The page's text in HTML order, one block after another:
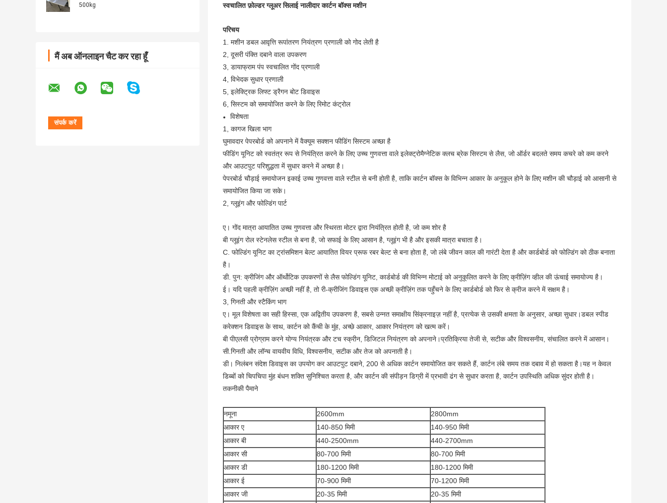
500kg
मैं अब ऑनलाइन चैट कर रहा हूँ
स्वचालित फ़ोल्डर ग्लूअर सिलाई नालीदार कार्टन बॉक्स मशीन
परिचय
1. मशीन डबल आवृत्ति रूपांतरण नियंत्रण प्रणाली को गोद लेती है
2, दूसरी पंक्ति दबाने वाला उपकरण
3, डायाफ्राम पंप स्वचालित गोंद प्रणाली
4, विभेदक सुधार प्रणाली
5, इलेक्ट्रिक लिफ्ट ड्रैगन बोट डिवाइस
6, सिस्टम को समायोजित करने के लिए रिमोट कंट्रोल
विशेषता
1, कागज खिला भाग
घुमावदार पेपरबोर्ड को अपनाने में वैक्यूम सक्शन फीडिंग सिस्टम अच्छा है
फीडिंग यूनिट को स्वतंत्र रूप से नियंत्रित करने के लिए उच्च गुणवत्ता वाले इलेक्ट्रोमैग्नेटिक क्लच ब्रेक सिस्टम से लैस, जो ऑर्डर बदलते समय कचरे को कम करने
और आउटपुट परिशुद्धता में सुधार करने में अच्छा है।
पेपरबोर्ड चौड़ाई समायोजन इकाई उच्च गुणवत्ता वाले स्टील से बनी होती है, ताकि कार्टन बॉक्स के विभिन्न आकार के अनुकूल होने के लिए मशीन की चौड़ाई को आसानी से
समायोजित किया जा सके।
2, ग्लूइंग और फोल्डिंग पार्ट
ए। गोंद मात्रा आयातित उच्च गुणवत्ता और स्थिरता मोटर द्वारा नियंत्रित होती है, जो कम शोर है
बी ग्लूइंग रोल स्टेनलेस स्टील से बना है, जो सफाई के लिए आसान है, ग्लूइंग भी है और इसकी मात्रा बचाता है।
C. फोल्डिंग यूनिट का ट्रांसमिशन बेल्ट आयातित वियर प्रूफ रबर बेल्ट से बना होता है, जो लंबे जीवन काल की गारंटी देता है और कार्डबोर्ड को फोल्डिंग को ठीक बनाता
है।
डी. पुन: क्रीजिंग और ऑर्थोटिक उपकरणों से लैस फोल्डिंग यूनिट, कार्डबोर्ड की विभिन्न मोटाई को अनुकूलित करने के लिए क्रीज़िंग व्हील की ऊंचाई समायोज्य है।
ई। यदि पहली क्रीज़िंग अच्छी नहीं है, तो री-क्रीजिंग डिवाइस एक अच्छी क्रीज़िंग तक पहुँचने के लिए कार्डबोर्ड को फिर से क्रीज करने में सक्षम है।
3, गिनती और स्टैकिंग भाग
ए। मूल विशेषता का सही हिस्सा, एक अद्वितीय उपकरण है, सबसे उन्नत समाक्षीय सिंक्रनाइज़ नहीं है, प्रत्येक से उसकी क्षमता के अनुसार, अच्छा सुधार।डबल स्पीड
करेक्शन डिवाइस के साथ, कार्टन को कैंची के मुंह, अच्छे आकार, आकार नियंत्रण को खत्म करें।
बी पीएलसी प्रोग्राम करने योग्य नियंत्रक और टच स्क्रीन, डिजिटल नियंत्रण को अपनाने।प्रतिक्रिया तेजी से, सटीक और विश्वसनीय, संचालित करने में आसान।
सी.गिनती और लॉन्च वायवीय विधि, विश्वसनीय, सटीक और तेज को अपनाती है।
डी। निलंबन संदेश डिवाइस का उपयोग कर आउटपुट दबाने, 200 से अधिक कार्टन समायोजित कर सकते हैं, कार्टन लंबे समय तक दबाव में हो सकता है।यह न केवल
डिब्बों को चिपचिपा मुंह बंधन शक्ति सुनिश्चित करता है, और कार्टन की संपीड़न डिग्री में प्रभावी ढंग से सुधार करता है, कार्टन उपस्थिति अधिक सुंदर होती है।
तकनीकी पैमाने
नमूना 2600mm
2800mm
आकार ए
140-850 मिमी
140-950 मिमी
आकार बी
440-2500mm
440-2700mm
आकार सी
80-700 मिमी
80-700 मिमी
आकार डी
180-1200 मिमी
180-1200 मिमी
आकार ई
70-900 मिमी
70-1200 मिमी
आकार जी
20-35 मिमी
20-35 मिमी